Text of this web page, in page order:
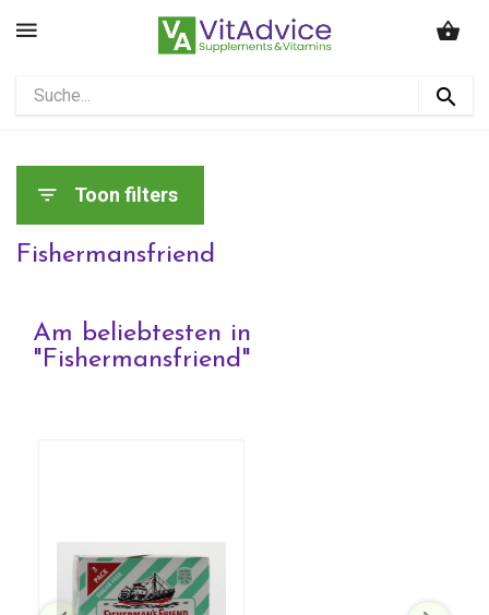
Toon filters
Fishermansfriend
Am beliebtesten in
"Fishermansfriend"